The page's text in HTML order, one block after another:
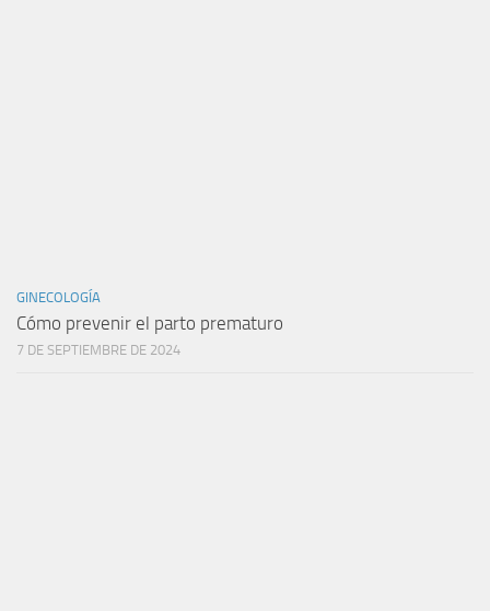
GINECOLOGÍA
Cómo prevenir el parto prematuro
7 DE SEPTIEMBRE DE 2024